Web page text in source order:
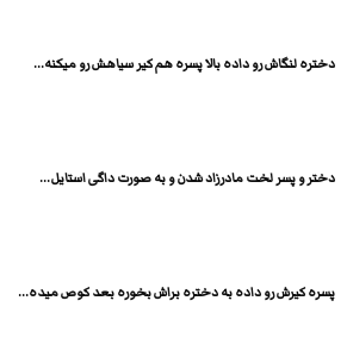
دختره لنگاش رو داده بالا پسره هم کیر سیاهش رو میکنه...
دختر و پسر لخت مادرزاد شدن و به صورت داگی استایل...
پسره کیرش رو داده به دختره براش بخوره بعد کوص میده...